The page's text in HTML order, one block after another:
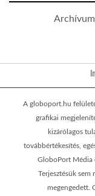
Archívum
A globoport.hu
grafikai
kizárólagos
továbbértékesítés,
GloboPort Média
Terjesztésük
megengedett.